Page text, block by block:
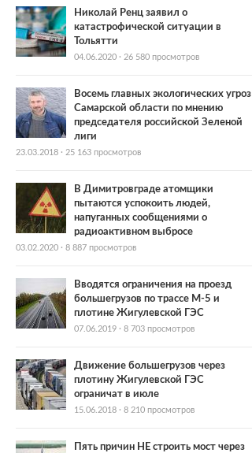
Николай Ренц заявил о
катастрофической ситуации в
Тольятти
04.06.2020 · 26 580 просмотров
Восемь главных экологических угроз
Самарской области по мнению
председателя российской Зеленой
лиги
23.03.2018 · 25 163 просмотров
В Димитровграде атомщики
пытаются успокоить людей,
напуганных сообщениями о
радиоактивном выбросе
03.02.2020 · 8 887 просмотров
Вводятся ограничения на проезд
большегрузов по трассе М-5 и
плотине Жигулевской ГЭС
07.06.2019 · 8 703 просмотров
Движение большегрузов через
плотину Жигулевской ГЭС
ограничат в июле
15.06.2018 · 8 210 просмотров
Пять причин НЕ строить мост через